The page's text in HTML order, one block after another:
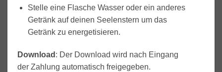
Stelle eine Flasche Wasser oder ein anderes
Getränk auf deinen Seelenstern um das
Getränk zu energetisieren.
Download : Der Download wird nach Eingang
der Zahlung automatisch freigegeben.